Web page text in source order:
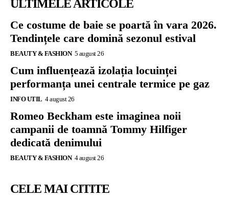
ULTIMELE ARTICOLE
Ce costume de baie se poartă în vara 2026.
Tendințele care domină sezonul estival
BEAUTY & FASHION 5 august 26
Cum influențează izolația locuinței
performanța unei centrale termice pe gaz
INFO UTIL 4 august 26
Romeo Beckham este imaginea noii
campanii de toamnă Tommy Hilfiger
dedicată denimului
BEAUTY & FASHION 4 august 26
CELE MAI CITITE